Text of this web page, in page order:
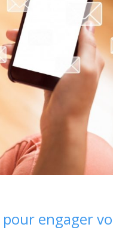
pour engager